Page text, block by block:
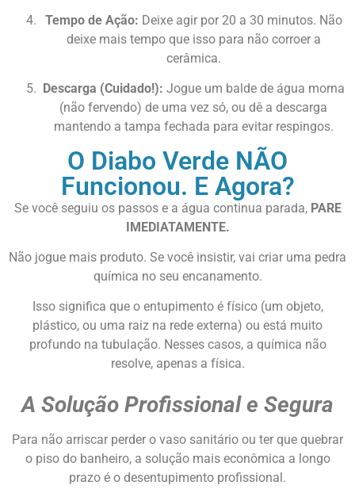
Tempo de Ação: Deixe agir por 20 a 30 minutos. Não
deixe mais tempo que isso para não corroer a
cerâmica.
Descarga (Cuidado!): Jogue um balde de água morna
(não fervendo) de uma vez só, ou dê a descarga
mantendo a tampa fechada para evitar respingos.
O Diabo Verde NÃO
Funcionou. E Agora?
Se você seguiu os passos e a água continua parada, PARE
IMEDIATAMENTE.
Não jogue mais produto. Se você insistir, vai criar uma pedra
química no seu encanamento.
Isso significa que o entupimento é físico (um objeto,
plástico, ou uma raiz na rede externa) ou está muito
profundo na tubulação. Nesses casos, a química não
resolve, apenas a física.
A Solução Profissional e Segura
Para não arriscar perder o vaso sanitário ou ter que quebrar
o piso do banheiro, a solução mais econômica a longo
prazo é o desentupimento profissional.